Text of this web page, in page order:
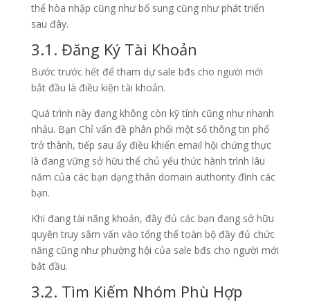
thể hòa nhập cũng như bổ sung cũng như phát triển
sau đây.
3.1. Đăng Ký Tài Khoản
Bước trước hết để tham dự sale bđs cho người mới
bắt đầu là điều kiện tài khoản.
Quá trình này đang không còn kỹ tính cũng như nhanh
nhảu. Bạn Chỉ vấn đề phân phối một số thông tin phổ
trở thành, tiếp sau ấy điều khiển email hội chứng thực
là đang vững sở hữu thể chủ yếu thức hành trình lâu
năm của các bạn dạng thân domain authority đình các
bạn.
Khi đang tài năng khoản, đầy đủ các bạn đang sở hữu
quyền truy sắm vấn vào tổng thể toàn bộ đầy đủ chức
năng cũng như phường hội của sale bđs cho người mới
bắt đầu.
3.2. Tìm Kiếm Nhóm Phù Hợp